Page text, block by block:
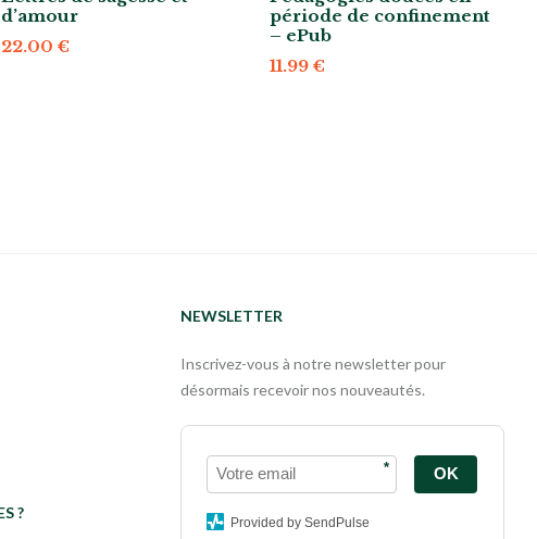
d’amour
22.00€
période de confinement
– ePub
11.99 €
?
NEWSLETTER
Inscrivez-vous à notre newsletter pour
désormais recevoir nos nouveautés.
* OK
Provided by SendPulse